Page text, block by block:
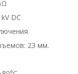
DC
23 мм.